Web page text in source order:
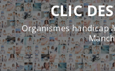
CLIC
Organismes handicap